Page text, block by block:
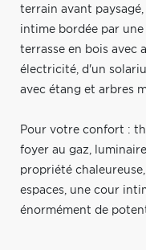
terrain avant
intime bordée par
terrasse en bois avec
électricité, d'un
avec étang et arbres
Pour votre confort :
foyer au gaz,
propriété
espaces, une cour
énormément de